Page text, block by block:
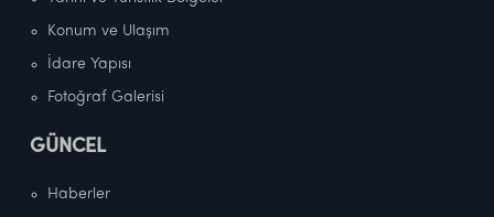
Konum ve Ulaşım
İdare Yapısı
Fotoğraf Galerisi
GÜNCEL
Haberler